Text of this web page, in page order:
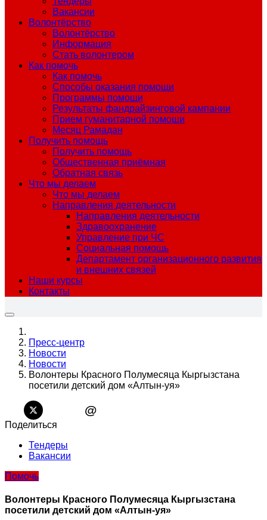
Вакансии
Волонтёрство
Волонтёрство
Информация
Стать волонтером
Как помочь
Как помочь
Способы оказания помощи
Программы помощи
Результаты фандрайзинговой кампании
Прием гуманитарной помощи
Месяц Рамадан
Получить помощь
Получить помощь
Общественная приёмная
Обратная связь
Что мы делаем
Что мы делаем
Направления деятельности
Направления деятельности
Здравоохранение
Управление при ЧС
Социальная помощь
Департамент организационного развития
и внешних связей
Наши курсы
Контакты
Пресс-центр
Новости
Новости
Волонтеры Красного Полумесяца Кыргызстана
посетили детский дом «Алтын-уя»
@
Поделиться
Тендеры
Вакансии
Помочь
Волонтеры Красного Полумесяца Кыргызстана
посетили детский дом «Алтын-уя»